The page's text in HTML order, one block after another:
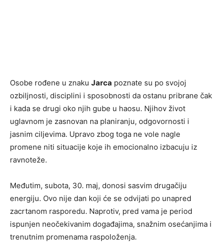
Osobe rođene u znaku Jarca poznate su po svojoj
ozbiljnosti, disciplini i sposobnosti da ostanu pribrane čak
i kada se drugi oko njih gube u haosu. Njihov život
uglavnom je zasnovan na planiranju, odgovornosti i
jasnim ciljevima. Upravo zbog toga ne vole nagle
promene niti situacije koje ih emocionalno izbacuju iz
ravnoteže.
Međutim, subota, 30. maj, donosi sasvim drugačiju
energiju. Ovo nije dan koji će se odvijati po unapred
zacrtanom rasporedu. Naprotiv, pred vama je period
ispunjen neočekivanim događajima, snažnim osećanjima i
trenutnim promenama raspoloženja.